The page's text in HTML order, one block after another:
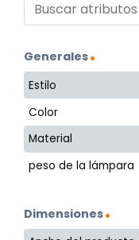
Generales
Estilo
Color
Material
peso de la lámpara
Dimensiones